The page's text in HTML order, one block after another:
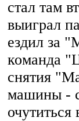
стал там
выиграл
ездил за
команда
снятия
машины -